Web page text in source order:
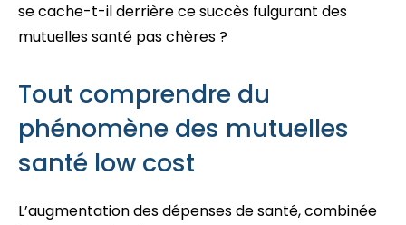
se cache-t-il derrière ce succès fulgurant des
mutuelles santé pas chères ?
Tout comprendre du
phénomène des mutuelles
santé low cost
L’augmentation des dépenses de santé, combinée